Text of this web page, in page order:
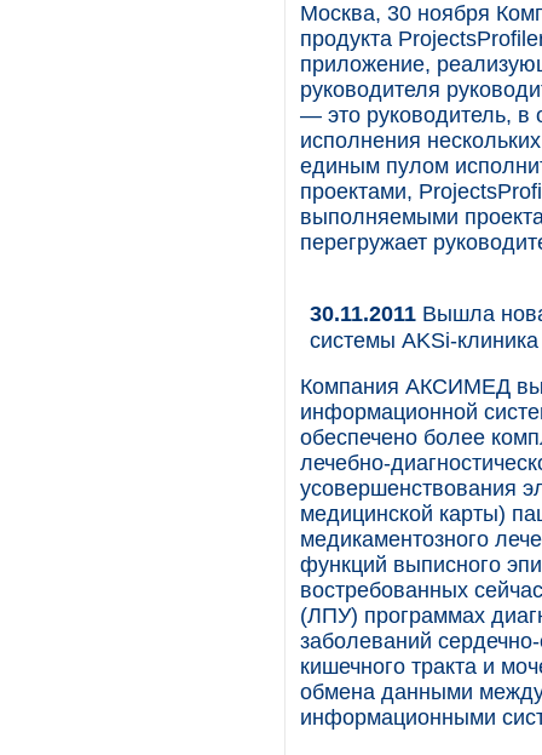
Москва, 30 ноября
продукта
приложение,
руководителя
— это руководитель, в
исполнения
единым пулом
проектами,
выполняемыми
перегружает
30.11.2011 Вышла
системы AKSi-клиника
Компания АКСИМЕД
информационной
обеспечено более
лечебно-
усовершенствования
медицинской карты)
медикаментозного
функций выписного
востребованных
(ЛПУ) программах
заболеваний
кишечного тракта и
обмена данными
информационными